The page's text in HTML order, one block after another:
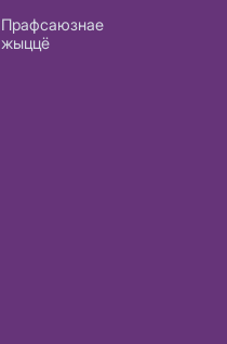
Прафсаюзнае
жыццё